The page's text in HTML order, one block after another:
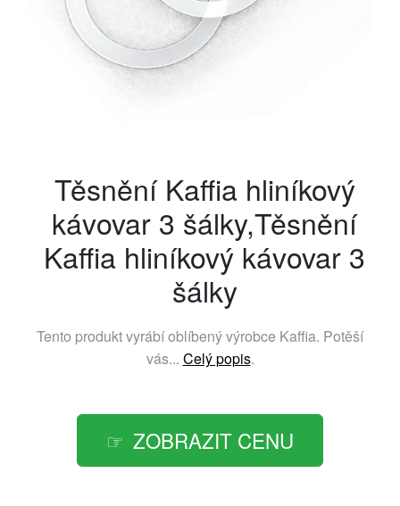
Těsnění Kaffia hliníkový
kávovar 3 šálky,Těsnění
Kaffia hliníkový kávovar 3
šálky
Tento produkt vyrábí oblíbený výrobce Kaffia. Potěší
vás... Celý popis.
ZOBRAZIT CENU